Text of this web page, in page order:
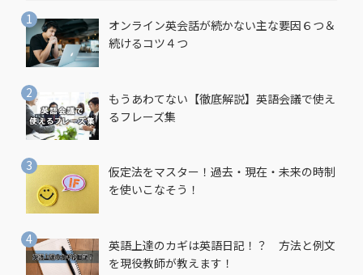
オンライン英会話が続かない主な要因６つ＆
続けるコツ４つ
もうあわてない【徹底解説】英語会議で使え
るフレーズ集
仮定法をマスター！過去・現在・未来の時制
を使いこなそう！
英語上達のカギは英語日記！？ 方法と例文
を現役教師が教えます！